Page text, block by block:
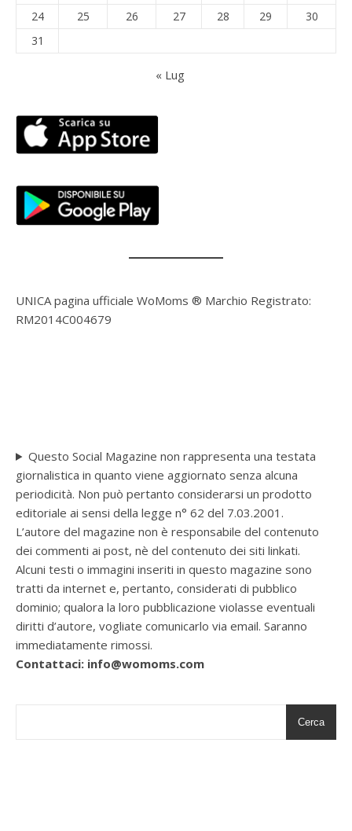
24
25 26 27 28 29
30
31
« Lug
UNICA pagina ufficiale WoMoms ® Marchio Registrato:
RM2014C004679
Questo Social Magazine non rappresenta una testata
giornalistica in quanto viene aggiornato senza alcuna
periodicità. Non può pertanto considerarsi un prodotto
editoriale ai sensi della legge n° 62 del 7.03.2001.
L’autore del magazine non è responsabile del contenuto
dei commenti ai post, nè del contenuto dei siti linkati.
Alcuni testi o immagini inseriti in questo magazine sono
tratti da internet e, pertanto, considerati di pubblico
dominio; qualora la loro pubblicazione violasse eventuali
diritti d’autore, vogliate comunicarlo via email. Saranno
immediatamente rimossi.
Contattaci: info@womoms.com
Cerca